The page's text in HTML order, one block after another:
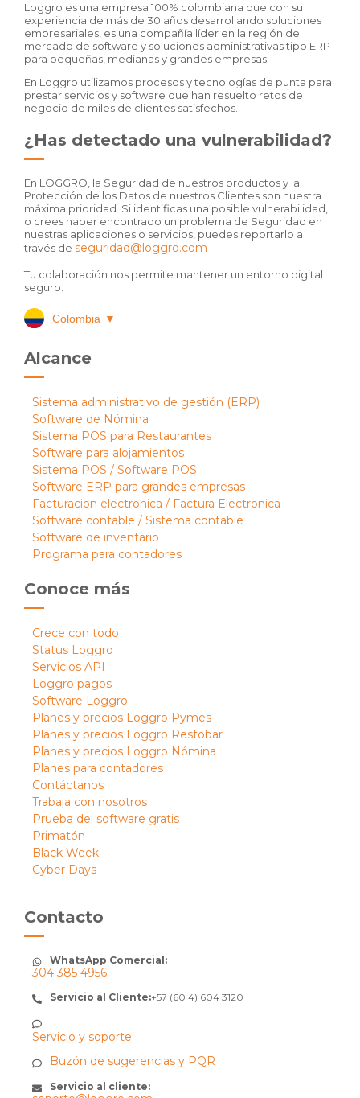
Loggro es una empresa 100% colombiana que con su
experiencia de más de 30 años desarrollando soluciones
empresariales, es una compañía líder en la región del
mercado de software y soluciones administrativas tipo ERP
para pequeñas, medianas y grandes empresas.
En Loggro utilizamos procesos y tecnologías de punta para
prestar servicios y software que han resuelto retos de
negocio de miles de clientes satisfechos.
¿Has detectado una vulnerabilidad?
En LOGGRO, la Seguridad de nuestros productos y la
Protección de los Datos de nuestros Clientes son nuestra
máxima prioridad. Si identificas una posible vulnerabilidad,
o crees haber encontrado un problema de Seguridad en
nuestras aplicaciones o servicios, puedes reportarlo a
través de seguridad@loggro.com
Tu colaboración nos permite mantener un entorno digital
seguro.
Colombia ▼
Alcance
Sistema administrativo de gestión (ERP)
Software de Nómina
Sistema POS para Restaurantes
Software para alojamientos
Sistema POS / Software POS
Software ERP para grandes empresas
Facturacion electronica / Factura Electronica
Software contable / Sistema contable
Software de inventario
Programa para contadores
Conoce más
Crece con todo
Status Loggro
Servicios API
Loggro pagos
Software Loggro
Planes y precios Loggro Pymes
Planes y precios Loggro Restobar
Planes y precios Loggro Nómina
Planes para contadores
Contáctanos
Trabaja con nosotros
Prueba del software gratis
Primatón
Black Week
Cyber Days
Contacto
WhatsApp Comercial:
304 385 4956
Servicio al Cliente:+57 (60 4) 604 3120
Servicio y soporte
Buzón de sugerencias y PQR
Servicio al cliente: